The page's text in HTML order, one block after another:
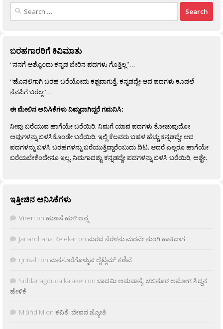
Search
ಬರಹಗಾರರಿಗೆ ಕಿವಿಮಾತು
“ನನಗೆ ಅಶ್ಟೊಂದು ಕನ್ನಡ ಬೇರಿನ ಪದಗಳು ಗೊತ್ತಿಲ್ಲ”…
“ಹೊನಲಿಗಾಗಿ ಬರಹ ಬರೆಯೋದು ಕಶ್ಟವಾಗುತ್ತೆ. ಕನ್ನಡದ್ದೇ ಆದ ಪದಗಳು ಕೂಡಲೆ
ನೆನಪಿಗೆ ಬರಲ್ಲ”…
ಈ ಮೇಲಿನ ಅನಿಸಿಕೆಗಳು ನಿಮ್ಮದಾಗಿದ್ದರೆ ಗಮನಿಸಿ:
ನೀವು ಬರೆಯುವ ಹಾಗೆಯೇ ಬರೆಯಿರಿ. ನಿಮಗೆ ಯಾವ ಪದಗಳು ತೋಚುವುದೋ
ಅವುಗಳನ್ನು ಬಳಸಿಕೊಂಡೇ ಬರೆಯಿರಿ. ಇಲ್ಲಿ ಕೆಲವರು ಬಹಳ ಹೆಚ್ಚು ಕನ್ನಡದ್ದೇ ಆದ
ಪದಗಳನ್ನು ಬಳಸಿ ಬರಹಗಳನ್ನು ಬರೆಯುತ್ತಿದ್ದಾರೆಂಬುದು ದಿಟ. ಆದರೆ ಎಲ್ಲರೂ ಹಾಗೆಯೇ
ಬರೆಯಬೇಕೆಂದೇನೂ ಇಲ್ಲ. ನಿಮಗಾದಶ್ಟು ಕನ್ನಡದ್ದೇ ಪದಗಳನ್ನು ಬಳಸಿ ಬರೆಯಿರಿ, ಅಶ್ಟೇ.
ಇತ್ತೀಚಿನ ಅನಿಸಿಕೆಗಳು
Viren on ಹುಣಸೆ ಹುಳಿ ಅನ್ನ
Janardhana Relekar on ಮರದ ನೆರಳನು ಮರವೇ ನುಂಗಿ ಹಾಕಿದಾಗ…
rjnivah on ಮನಸೂರೆಗೊಳ್ಳುವ ಲೈಟ್ಲಮ್ ಕಣಿವೆ
Siddanagouda kalakeri on ಬಾದಮಿ ಅಮವಾಸ್ಯೆ: ಚಬನೂರ ಅಮೋಗ ಸಿದ್ದನ
ಹೇಳಿಕೆ
M âñd M on ಕವಿತೆ: ಜೀವನ ಜ್ಯೋತಿ